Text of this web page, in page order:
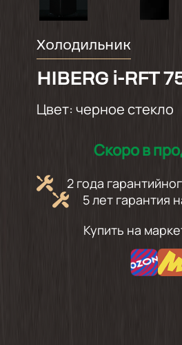
Холодильник
HIBERG i-RFT
Цвет: черное стекло
Скоро в
2 года
5 лет гарантия
Купить на